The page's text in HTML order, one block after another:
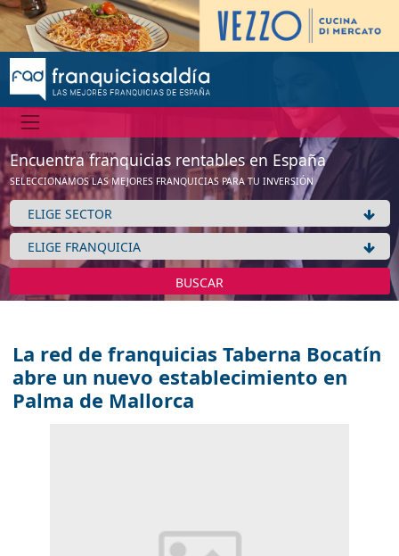
Encuentra franquicias rentables en España
SELECCIONAMOS LAS MEJORES FRANQUICIAS PARA TU INVERSIÓN
BUSCAR
La red de franquicias Taberna Bocatín
abre un nuevo establecimiento en
Palma de Mallorca